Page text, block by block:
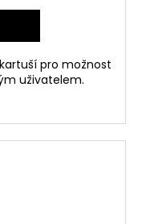
pro možnost
uživatelem.